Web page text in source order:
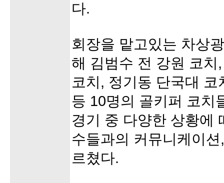
다.
회장을 맡고있는 차상
해 김범수 전 강원 코
코치, 정기동 단국대
등 10명의 골키퍼 코치
경기 중 다양한 상황에
수들과의 커뮤니케이
르쳤다.